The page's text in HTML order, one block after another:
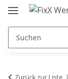
Zurück zur Liste